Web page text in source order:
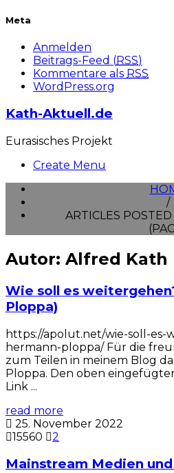
Meta
Anmelden
Beitrags-Feed (RSS)
Kommentare als RSS
WordPress.org
Kath-Aktuell.de
Eurasisches Projekt
Create Menu
/
ARTICLES
Autor: Alfred Kath
Wie soll es
Ploppa)
https://apolut.net/wie-soll-es-
hermann-ploppa/ Für die
zum Teilen in meinem Blog
Ploppa. Den oben
Link ...
read more
25. November 2022
15560
2
Mainstream Medien